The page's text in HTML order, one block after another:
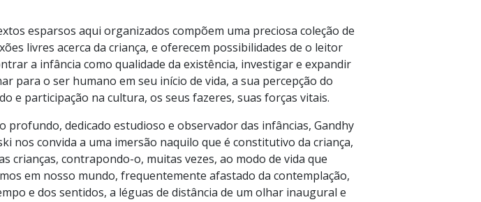
esparsos aqui organizados compõem uma preciosa coleção de
livres acerca da criança, e oferecem possibilidades de o leitor
a infância como qualidade da existência, investigar e expandir
para o ser humano em seu início de vida, a sua percepção do
e participação na cultura, os seus fazeres, suas forças vitais.
profundo, dedicado estudioso e observador das infâncias, Gandhy
nos convida a uma imersão naquilo que é constitutivo da criança,
crianças, contrapondo-o, muitas vezes, ao modo de vida que
em nosso mundo, frequentemente afastado da contemplação,
e dos sentidos, a léguas de distância de um olhar inaugural e